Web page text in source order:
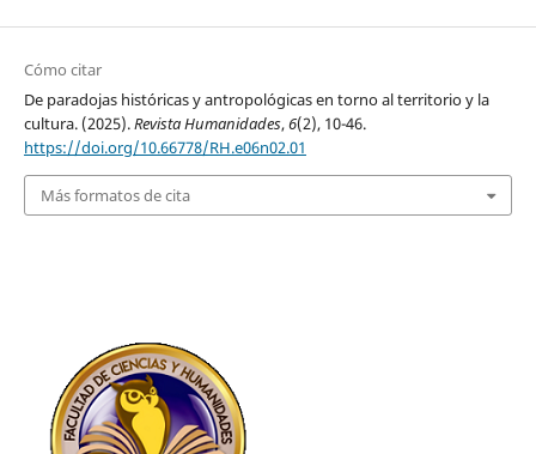
Cómo citar
De paradojas históricas y antropológicas en torno al territorio y la
cultura. (2025).Revista Humanidades,6(2), 10-46.
https://doi.org/10.66778/RH.e06n02.01
Más formatos de cita